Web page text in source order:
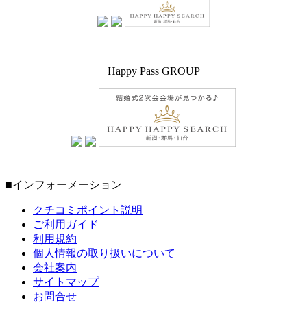
Happy Pass GROUP
■インフォーメーション
クチコミポイント説明
ご利用ガイド
利用規約
個人情報の取り扱いについて
会社案内
サイトマップ
お問合せ